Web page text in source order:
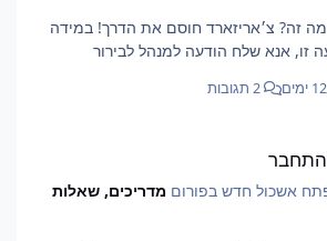
זה? צ׳אריזארד חוסם את הדרך! במידה
זו, אנא שלח הודעה למנהל לבירור
אשכול חדש בפורום מדריכים, שאלות